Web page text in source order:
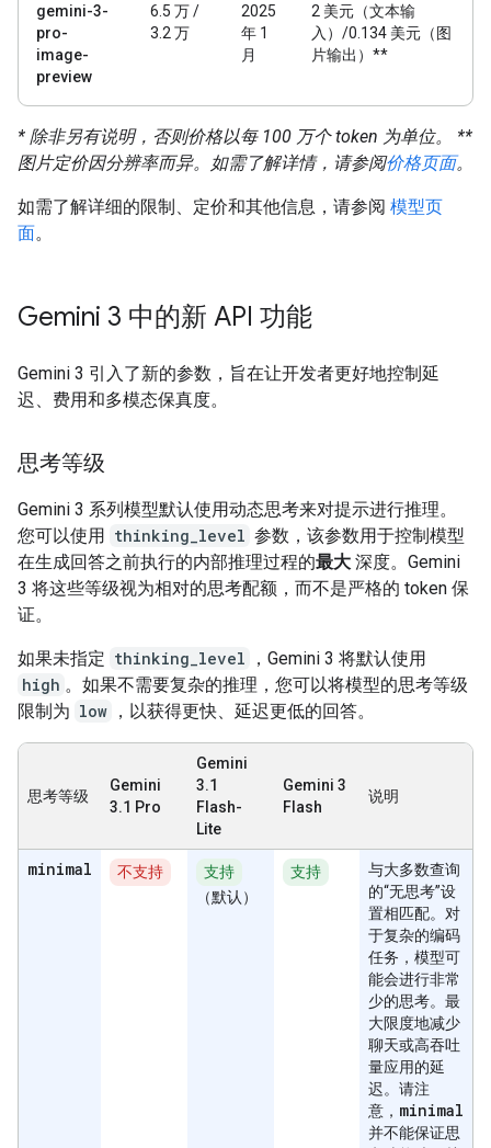
gemini-3-
pro-
image-
preview
6.5 万 /
3.2 万
2025
年 1
月
2 美元（文本输
入）/0.134 美元（图
片输出）**
* 除非另有说明，否则价格以每 100 万个 token 为单位。
**
图片定价因分辨率而异。如需了解详情，请参阅价格页面。
如需了解详细的限制、定价和其他信息，请参阅 模型页
面。
Gemini 3 中的新 API 功能
Gemini 3 引入了新的参数，旨在让开发者更好地控制延
迟、费用和多模态保真度。
思考等级
Gemini 3 系列模型默认使用动态思考来对提示进行推理。
您可以使用 thinking_level 参数，该参数用于控制模型
在生成回答之前执行的内部推理过程的最大 深度。Gemini
3 将这些等级视为相对的思考配额，而不是严格的 token 保
证。
如果未指定 thinking_level
，Gemini 3 将默认使用
high 。如果不需要复杂的推理，您可以将模型的思考等级
限制为 low ，以获得更快、延迟更低的回答。
思考等级
Gemini
3.1 Pro
Gemini
3.1
Flash-
Lite
Gemini 3
Flash
说明
minimal 不支持 支持
（默认）
支持
与大多数查询
的“无思考”设
置相匹配。对
于复杂的编码
任务，模型可
能会进行非常
少的思考。最
大限度地减少
聊天或高吞吐
量应用的延
迟。请注
意， minimal
并不能保证思